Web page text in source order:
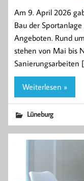
Am 9. April 2026
Bau der
Angeboten. Rund
stehen von Mai bis
Sanierungsarbeiten
Weiterlesen »
Lüneburg